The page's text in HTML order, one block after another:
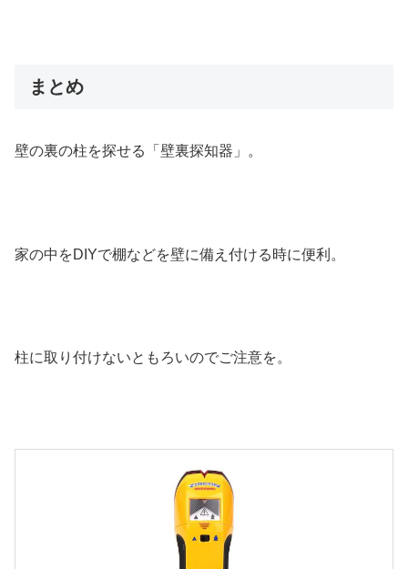
まとめ
壁の裏の柱を探せる「壁裏探知器」。
家の中をDIYで棚などを壁に備え付ける時に便利。
柱に取り付けないともろいのでご注意を。